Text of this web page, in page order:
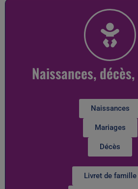
Naissances,
Naissances
Mariages
Décès
Livret de famille